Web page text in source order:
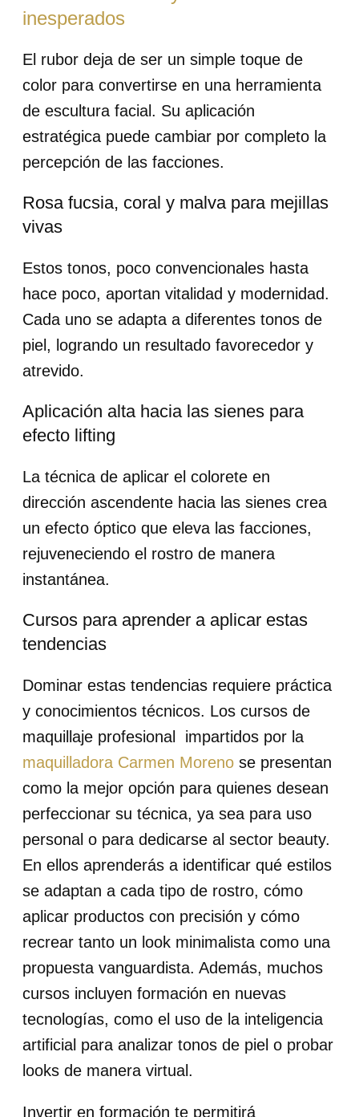
inesperados
El rubor deja de ser un simple toque de
color para convertirse en una herramienta
de escultura facial. Su aplicación
estratégica puede cambiar por completo la
percepción de las facciones.
Rosa fucsia, coral y malva para mejillas
vivas
Estos tonos, poco convencionales hasta
hace poco, aportan vitalidad y modernidad.
Cada uno se adapta a diferentes tonos de
piel, logrando un resultado favorecedor y
atrevido.
Aplicación alta hacia las sienes para
efecto lifting
La técnica de aplicar el colorete en
dirección ascendente hacia las sienes crea
un efecto óptico que eleva las facciones,
rejuveneciendo el rostro de manera
instantánea.
Cursos para aprender a aplicar estas
tendencias
Dominar estas tendencias requiere práctica
y conocimientos técnicos. Los cursos de
maquillaje profesional impartidos por la
maquilladora Carmen Moreno se presentan
como la mejor opción para quienes desean
perfeccionar su técnica, ya sea para uso
personal o para dedicarse al sector beauty.
En ellos aprenderás a identificar qué estilos
se adaptan a cada tipo de rostro, cómo
aplicar productos con precisión y cómo
recrear tanto un look minimalista como una
propuesta vanguardista. Además, muchos
cursos incluyen formación en nuevas
tecnologías, como el uso de la inteligencia
artificial para analizar tonos de piel o probar
looks de manera virtual.
Invertir en formación te permitirá